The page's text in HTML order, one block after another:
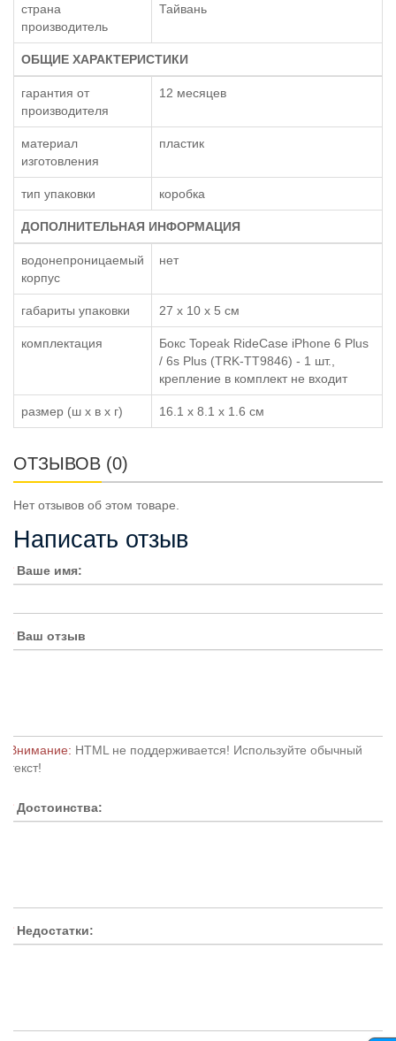
страна
производитель
Тайвань
ОБЩИЕ ХАРАКТЕРИСТИКИ
гарантия от
производителя
12 месяцев
материал
изготовления
пластик
тип упаковки коробка
ДОПОЛНИТЕЛЬНАЯ ИНФОРМАЦИЯ
водонепроницаемый
корпус
нет
габариты упаковки 27 x 10 x 5 см
комплектация
Бокс Topeak RideCase iPhone 6 Plus
/ 6s Plus (TRK-TT9846) - 1 шт.,
крепление в комплект не входит
размер (ш x в x г) 16.1 x 8.1 x 1.6 см
ОТЗЫВОВ (0)
Нет отзывов об этом товаре.
Написать отзыв
Ваше имя:
Ваш отзыв
Внимание: HTML не поддерживается! Используйте обычный
текст!
Достоинства:
Недостатки: